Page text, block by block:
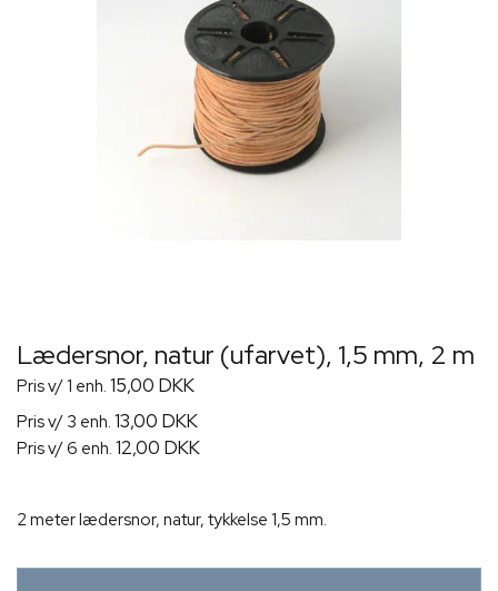
Lædersnor, natur (ufarvet), 1,5 mm, 2 m
Pris v/ 1 enh. 15,00 DKK
Pris v/ 3 enh. 13,00 DKK
Pris v/ 6 enh. 12,00 DKK
2 meter lædersnor, natur, tykkelse 1,5 mm.